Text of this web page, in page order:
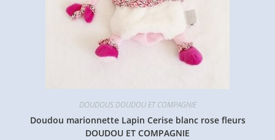
DOUDOUS DOUDOU ET COMPAGNIE
Doudou marionnette Lapin Cerise blanc rose fleurs
DOUDOU ET COMPAGNIE